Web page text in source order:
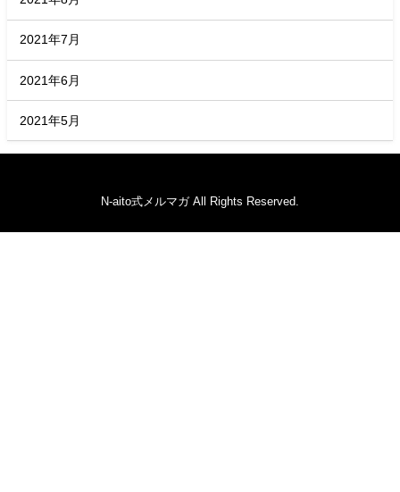
2021年7月
2021年6月
2021年5月
N-aito式メルマガ All Rights Reserved.